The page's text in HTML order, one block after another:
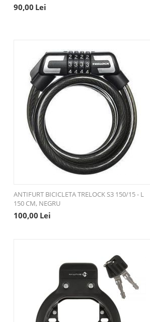
90,00 Lei
ANTIFURT BICICLETA TRELOCK S3 150/15 - L
150 CM, NEGRU
100,00 Lei